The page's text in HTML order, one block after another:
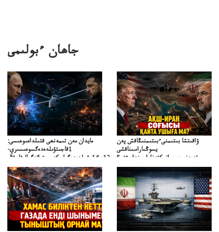
جاھان ءبولىمى
مايدان مەن تىمەنعى قتىلداعىوعىسى:
1قاجىتۋىلدەدەگسوعىسىري-
سترات12ي14ىشىلدەدەگىاسكەريستراتەگيالىقاحۋال
ۋاقىتشا بىتىمنىءبىتىمنىڭاقش پەن
يسوڭىاراسىناقشى
تەپەنىرەسيرانىكتەناراسىنداعىقتى؟
تەكەتىرەسنەلىكتەنقايتاۋشىقتى؟